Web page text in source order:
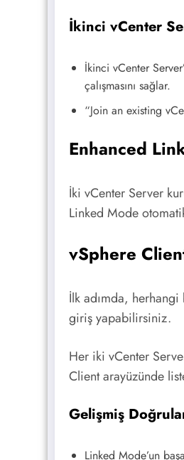
İkinci vCenter
İkinci vCenter
çalışmasını sağlar.
“Join an existing
Enhanced
İki vCenter Server
Linked Mode
vSphere
İlk adımda,
giriş yapabilirsiniz.
Her iki vCenter
Client arayüzünde
Gelişmiş
Linked Mode’un